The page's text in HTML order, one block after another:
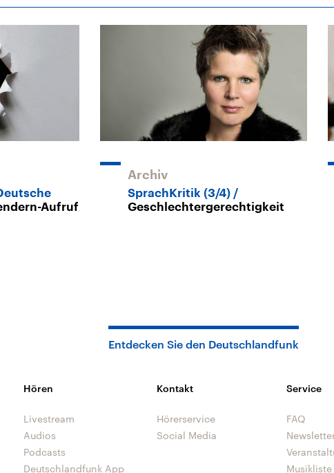
Aufruf
Archiv
SprachKritik (3/4)
Geschlechtergerechtigkeit
Entdecken Sie den Deutschlandfunk
Hören
Livestream
Audios
Podcasts
Deutschlandfunk App
Kontakt
Hörerservice
Social Media
Service
FAQ
Musikliste